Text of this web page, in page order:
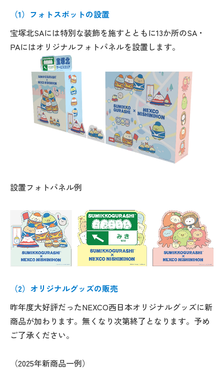
（1）フォトスポットの設置
宝塚北SAには特別な装飾を施すとともに13か所のSA・
PAにはオリジナルフォトパネルを設置します。
設置フォトパネル例
（2）オリジナルグッズの販売
昨年度大好評だったNEXCO西日本オリジナルグッズに新
商品が加わります。無くなり次第終了となります。予め
ご了承ください。
（2025年新商品一例）